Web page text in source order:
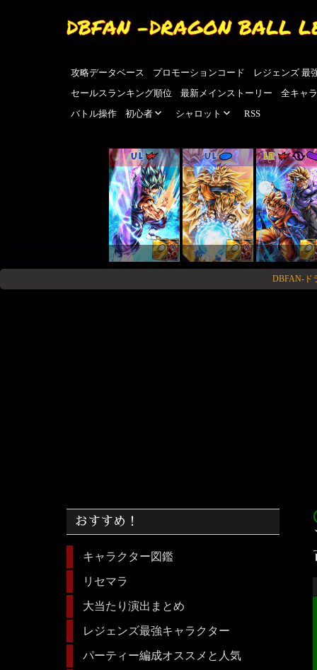
DBFAN -DRAGON BALL
攻略データベース プロモーションコード
レジェンズ 最
セールスランキング順位
最新メインストーリー
全キャ
バトル操作
初心者 シャロット RSS
UL UL LR
DBFAN-ド
おすすめ！
キャラクター図鑑
リセマラ
大当たり演出まとめ
レジェンズ最強キャラクター
パーティー編成オススメと人気